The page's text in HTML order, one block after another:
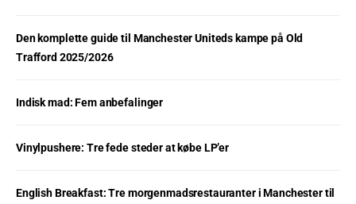
Den komplette guide til Manchester Uniteds kampe på Old
Trafford 2025/2026
Indisk mad: Fem anbefalinger
Vinylpushere: Tre fede steder at købe LP’er
English Breakfast: Tre morgenmadsrestauranter i Manchester til